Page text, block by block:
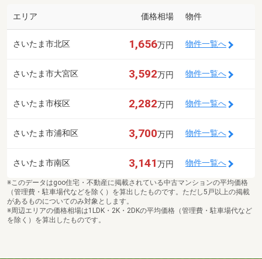
エリア 価格相場 物件
さいたま市北区 1,656万円 物件一覧へ
さいたま市大宮区 3,592万円 物件一覧へ
さいたま市桜区 2,282万円 物件一覧へ
さいたま市浦和区 3,700万円 物件一覧へ
さいたま市南区 3,141万円 物件一覧へ
※このデータはgoo住宅・不動産に掲載されている中古マンションの平均価格
（管理費・駐車場代などを除く）を算出したものです。ただし5戸以上の掲載
があるものについてのみ対象とします。
※周辺エリアの価格相場は1LDK・2K・2DKの平均価格（管理費・駐車場代など
を除く）を算出したものです。